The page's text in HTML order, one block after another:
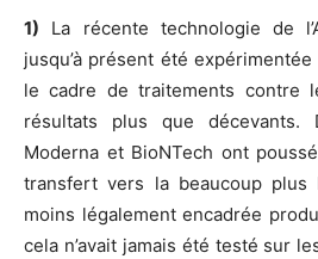
1) La récente technologie de
jusqu’à présent été
le cadre de traitements contre
résultats plus que décevants.
Moderna et BioNTech ont
transfert vers la beaucoup plus
moins légalement encadrée
cela n’avait jamais été testé sur